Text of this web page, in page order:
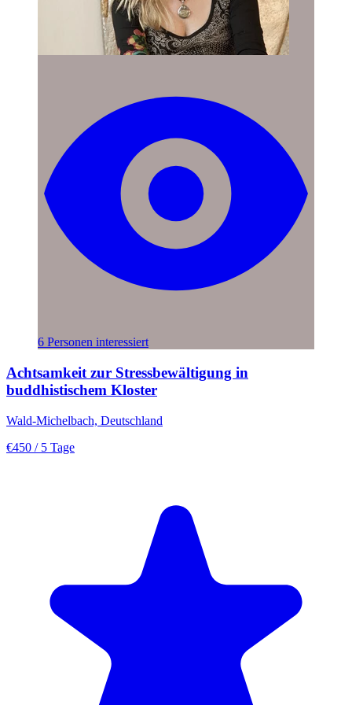
6 Personen interessiert
Achtsamkeit zur Stressbewältigung in
buddhistischem Kloster
Wald-Michelbach, Deutschland
€450 / 5 Tage